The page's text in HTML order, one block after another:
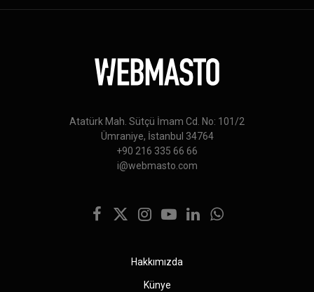
Atatürk Mah. Sütçü İmam Cd. No: 101/2
Ümraniye, İstanbul 34764
+90 216 335 66 66
i@webmasto.com
Facebook
X
Instagram
YouTubeLinkedInWhatsApp
Hakkımızda
Künye